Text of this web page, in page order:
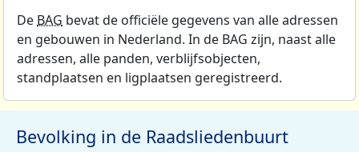
De BAG bevat de officiële gegevens van alle adressen
en gebouwen in Nederland. In de BAG zijn, naast alle
adressen, alle panden, verblijfsobjecten,
standplaatsen en ligplaatsen geregistreerd.
Bevolking in de Raadsliedenbuurt